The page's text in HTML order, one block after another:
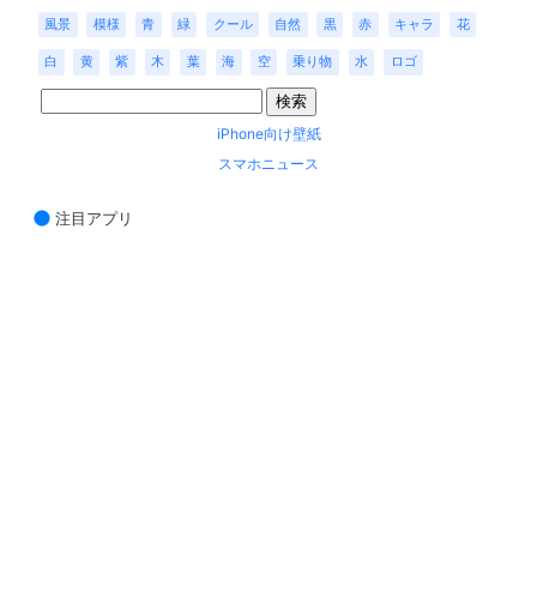
風景 模様 青 緑 クール 自然 黒 赤 キャラ 花
白 黄 紫 木 葉 海 空 乗り物 水 ロゴ
iPhone向け壁紙
スマホニュース
注目アプリ